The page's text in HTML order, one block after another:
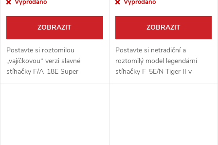
ZOBRAZIT
Postavte si roztomilou
„vajíčkovou“ verzi slavné
stíhačky F/A-18E Super
Hornet! Tento model od AFV
ZOBRAZIT
Postavte si netradiční a
roztomilý model legendární
stíhačky F-5E/N Tiger II v
provedení ´Egg Plane´! Tato